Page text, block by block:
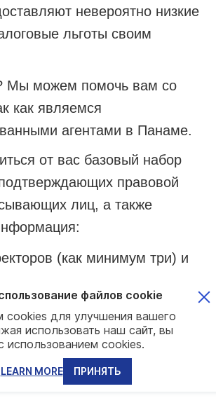
невероятно низкие
льготы своим
Мы можем помочь вам со
как являемся
агентами в Панаме.
от вас базовый набор
правовой
лиц, а также
(как минимум три) и
не менее 10 000
разбитый по 100 долларов
акции)
финансирования и
файлов cookie
cookies для улучшения вашего
использовать наш сайт, вы
использованием cookies.
LEARN MORE ПРИНЯТЬ